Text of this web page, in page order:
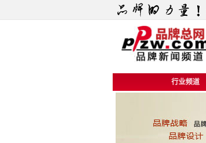
行业频道